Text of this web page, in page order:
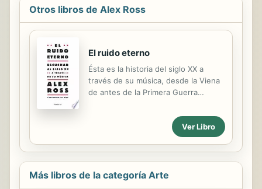
Otros libros de Alex Ross
El ruido eterno
Ésta es la historia del siglo XX a
través de su música, desde la Viena
de antes de la Primera Guerra
20; desde la Alemania de Hitler o la
Rusia de Stalin al Nueva York de los
años 60. Transportando a los
lectores por el laberinto del sonido
moderno, Alex Ross nos descubre
las conexiones entre los
acontecimientos más importantes y
Ver Libro
Más libros de la categoría Arte